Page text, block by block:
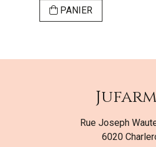
PANIER
Rue Joseph
6020